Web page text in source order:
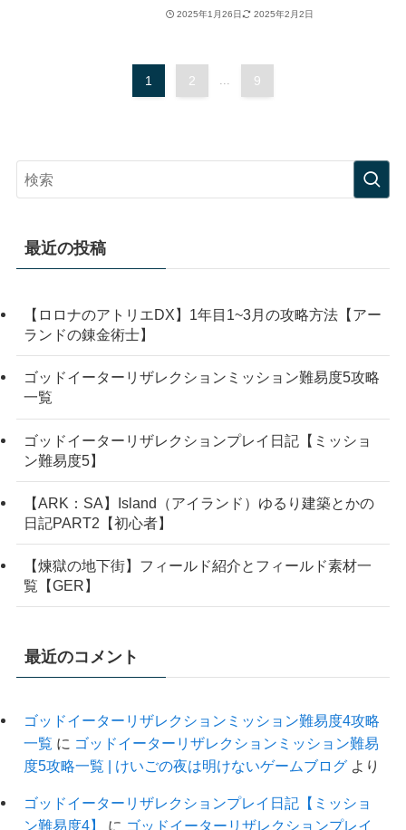
2025年1月26日 2025年2月2日
1 2 9
最近の投稿
【ロロナのアトリエDX】1年目1~3月の攻略方法【アー
ランドの錬金術士】
ゴッドイーターリザレクションミッション難易度5攻略
一覧
ゴッドイーターリザレクションプレイ日記【ミッショ
ン難易度5】
【ARK：SA】Island（アイランド）ゆるり建築とかの
日記PART2【初心者】
【煉獄の地下街】フィールド紹介とフィールド素材一
覧【GER】
最近のコメント
ゴッドイーターリザレクションミッション難易度4攻略
一覧 に ゴッドイーターリザレクションミッション難易
度5攻略一覧 | けいごの夜は明けないゲームブログより
ゴッドイーターリザレクションプレイ日記【ミッショ
ン難易度4】
に ゴッドイーターリザレクションプレイ